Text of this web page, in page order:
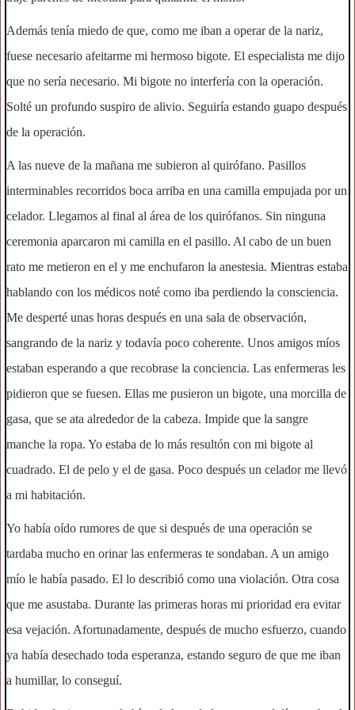
Además tenía miedo de que, como me iban a operar de la nariz,
fuese necesario afeitarme mi hermoso bigote. El especialista me dijo
que no sería necesario. Mi bigote no interfería con la operación.
Solté un profundo suspiro de alivio. Seguiría estando guapo después
de la operación.
A las nueve de la mañana me subieron al quirófano. Pasillos
interminables recorridos boca arriba en una camilla empujada por un
celador. Llegamos al final al área de los quirófanos. Sin ninguna
ceremonia aparcaron mi camilla en el pasillo. Al cabo de un buen
rato me metieron en el y me enchufaron la anestesia. Mientras estaba
hablando con los médicos noté como iba perdiendo la consciencia.
Me desperté unas horas después en una sala de observación,
sangrando de la nariz y todavía poco coherente. Unos amigos míos
estaban esperando a que recobrase la conciencia. Las enfermeras les
pidieron que se fuesen. Ellas me pusieron un bigote, una morcilla de
gasa, que se ata alrededor de la cabeza. Impide que la sangre
manche la ropa. Yo estaba de lo más resultón con mi bigote al
cuadrado. El de pelo y el de gasa. Poco después un celador me llevó
a mi habitación.
Yo había oído rumores de que si después de una operación se
tardaba mucho en orinar las enfermeras te sondaban. A un amigo
mío le había pasado. El lo describió como una violación. Otra cosa
que me asustaba. Durante las primeras horas mi prioridad era evitar
esa vejación. Afortunadamente, después de mucho esfuerzo, cuando
ya había desechado toda esperanza, estando seguro de que me iban
a humillar, lo conseguí.